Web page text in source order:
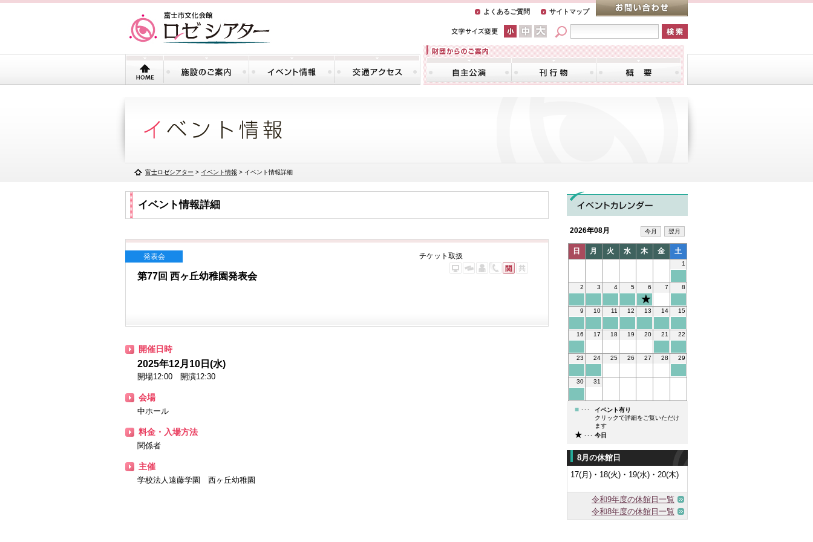
サイトマップ
よくあるご質問
富士ロゼシアター > イベント情報 > イベント情報詳細
イベント情報詳細
発表会 チケット取扱
第77回 西ヶ丘幼稚園発表会
開催日時
2025年12月10日(水)
開場12:00 開演12:30
会場
中ホール
料金・入場方法
関係者
主催
学校法人遠藤学園 西ヶ丘幼稚園
2026年08月 今月 翌月
日 月 火 水 木 金 土
1
2 3 4 5 6 7 8
9 10 11 12 13 14 15
16 17 18 19 20 21 22
23 24 25 26 27 28 29
30 31
■ ･･･
イベント有り
クリックで詳細をご覧いただけ
ます
★ ･･･ 今日
8月の休館日
17(月)・18(火)・19(水)・20(木)
令和9年度の休館日一覧
令和8年度の休館日一覧